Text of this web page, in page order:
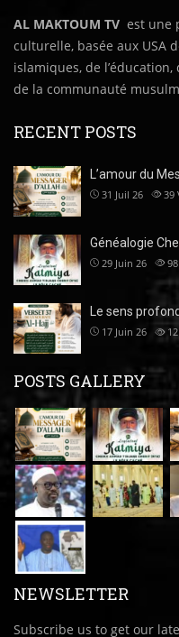
AL MAKTOUM TV est une
culturelle, basée aux USA
islamiques, de
de la communauté
RECENT POSTS
L’amour du
31 Juil 26 39
Généalogie
29 Juin 26 98
Le sens profond
17 Juin 26
POSTS GALLERY
NEWSLETTER
Subscribe us to get our